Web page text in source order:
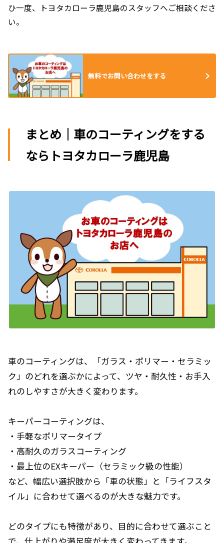
ひ一度、トヨタカローラ鹿児島のスタッフへご相談くださ
い。
無料でお問い合わせをする
まとめ｜車のコーティングをする
ならトヨタカローラ鹿児島
車のコーティングは、「ガラス・ポリマー・セラミッ
ク」のどれを選ぶかによって、ツヤ・耐久性・お手入
れのしやすさが大きく変わります。
キーパーコーティングは、
・手軽なポリマータイプ
・高耐久のガラスコーティング
・最上位のEXキーパー（セラミック級の性能）
など、幅広い選択肢から「車の状態」と「ライフスタ
イル」に合わせて選べるのが大きな魅力です。
どのタイプにも特徴があり、目的に合わせて選ぶこと